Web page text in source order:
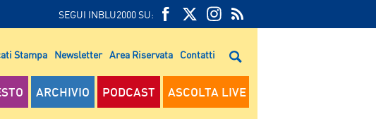
SEGUI INBLU2000 SU:
FEED
RSS
RSS
Stampa Newsletter Area Riservata Contatti
ARCHIVIO PODCAST ASCOLTA LIVE